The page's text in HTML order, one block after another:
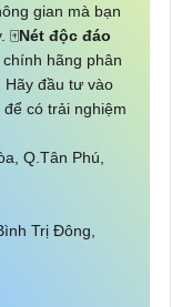
gian mà bạn
🀄Nét độc đáo
hãng phân
Hãy đầu tư vào
để có trải nghiệm
Q.Tân Phú,
Trị Đông,